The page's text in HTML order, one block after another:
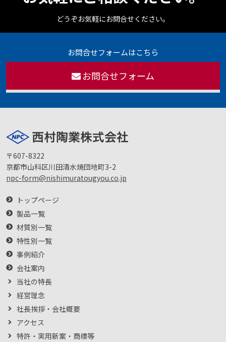
どうぞお気軽にお問合せください。
お問合せフォームはこちら
お問合せフォーム
〒607-8322
京都市山科区川田清水焼団地町3-2
npc-form@nishimuratougyou.co.jp
トップページ
製品一覧
材質別一覧
特性別一覧
事例紹介
会社案内
当社の特長
経営理念
社長挨拶・会社概要
アクセス
特許・実用新案・商標等